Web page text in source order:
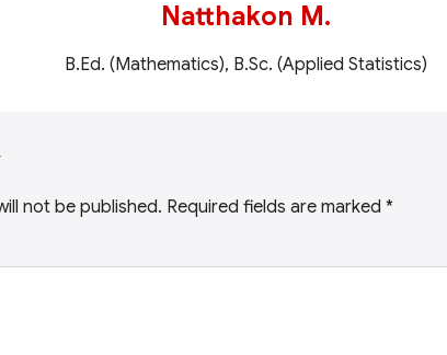
Natthakon M.
B.Ed. (Mathematics), B.Sc. (Applied Statistics)
not be published. Required fields are marked *